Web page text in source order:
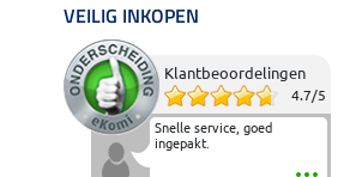
VEILIG INKOPEN
Klantbeoordelingen
4.7/5
Snelle service, goed
ingepakt.